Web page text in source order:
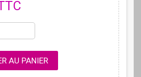
AU PANIER